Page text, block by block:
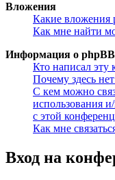
Вложения
Какие вложения
Как мне найти
Информация о phpBB
Кто написал эту
Почему здесь
С кем можно
использования
с этой
Как мне
Вход на